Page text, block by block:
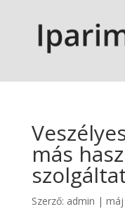
más
Szerző: admin |